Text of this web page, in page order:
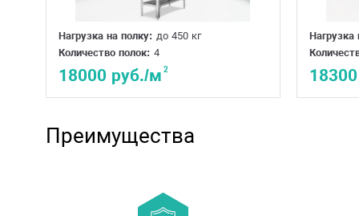
Нагрузка на полку: до 450 кг
Количество полок: 4
18000 руб./м 2
Нагрузка
Преимущества